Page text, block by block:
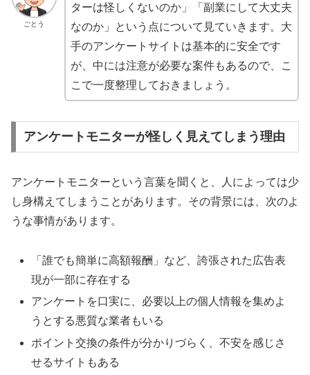
ごとう
ターは怪しくないのか」「副業にして大丈夫
なのか」という点について見ていきます。大
手のアンケートサイトは基本的に安全です
が、中には注意が必要な案件もあるので、こ
こで一度整理しておきましょう。
アンケートモニターが怪しく見えてしまう理由
アンケートモニターという言葉を聞くと、人によっては少
し身構えてしまうことがあります。その背景には、次のよ
うな事情があります。
「誰でも簡単に高額報酬」など、誇張された広告表
現が一部に存在する
アンケートを口実に、必要以上の個人情報を集めよ
うとする悪質な業者もいる
ポイント交換の条件が分かりづらく、不安を感じさ
せるサイトもある